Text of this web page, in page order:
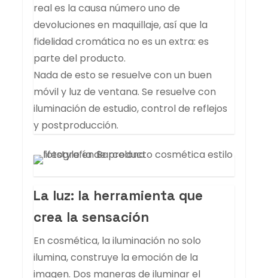
real es la causa número uno de
devoluciones en maquillaje, así que la
fidelidad cromática no es un extra: es
parte del producto.
Nada de esto se resuelve con un buen
móvil y luz de ventana. Se resuelve con
iluminación de estudio, control de reflejos
y postproducción.
La luz: la herramienta que
crea la sensación
En cosmética, la iluminación no solo
ilumina, construye la emoción de la
imagen. Dos maneras de iluminar el